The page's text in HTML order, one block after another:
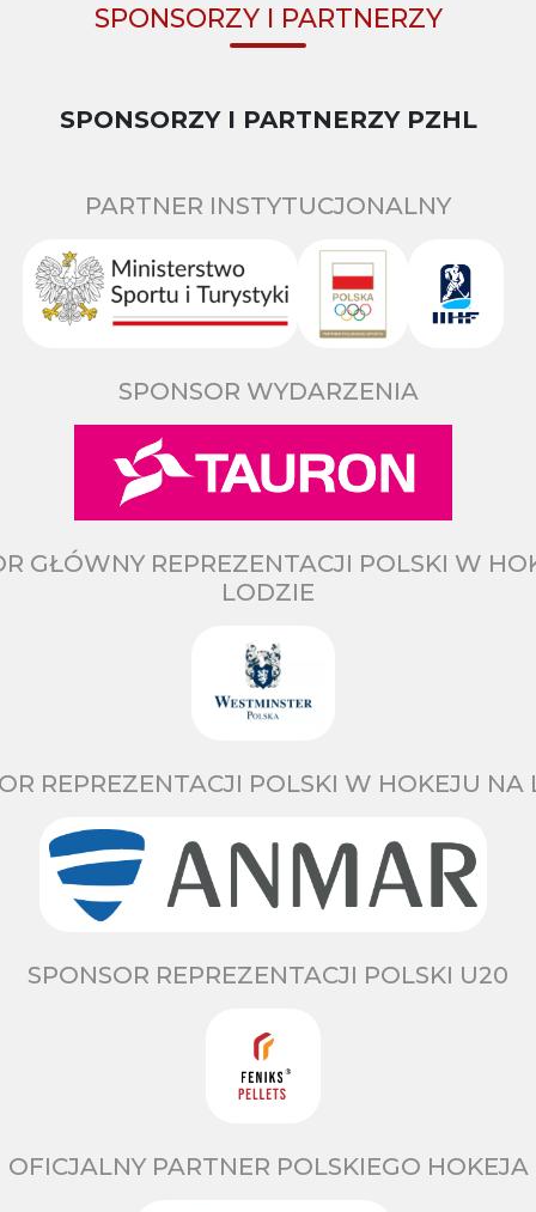
SPONSORZY I PARTNERZY
SPONSORZY I PARTNERZY PZHL
PARTNER INSTYTUCJONALNY
SPONSOR WYDARZENIA
GŁÓWNY REPREZENTACJI POLSKI W
LODZIE
REPREZENTACJI POLSKI W HOKEJU NA
SPONSOR REPREZENTACJI POLSKI U20
OFICJALNY PARTNER POLSKIEGO HOKEJA